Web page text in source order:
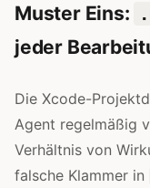
Muster Eins:
jeder
Die Xcode-
Agent regelmäßig
Verhältnis von
falsche Klammer in